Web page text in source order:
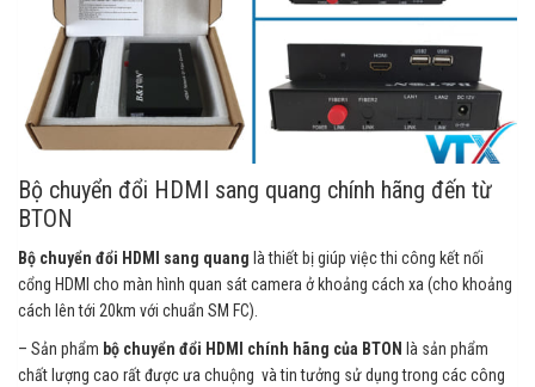
Bộ chuyển đổi HDMI sang quang chính hãng đến từ
BTON
Bộ chuyển đổi HDMI sang quang là thiết bị giúp việc thi công kết nối
cổng HDMI cho màn hình quan sát camera ở khoảng cách xa (cho khoảng
cách lên tới 20km với chuẩn SM FC).
– Sản phẩm bộ chuyển đổi HDMI chính hãng của BTON là sản phẩm
chất lượng cao rất được ưa chuộng và tin tưởng sử dụng trong các công